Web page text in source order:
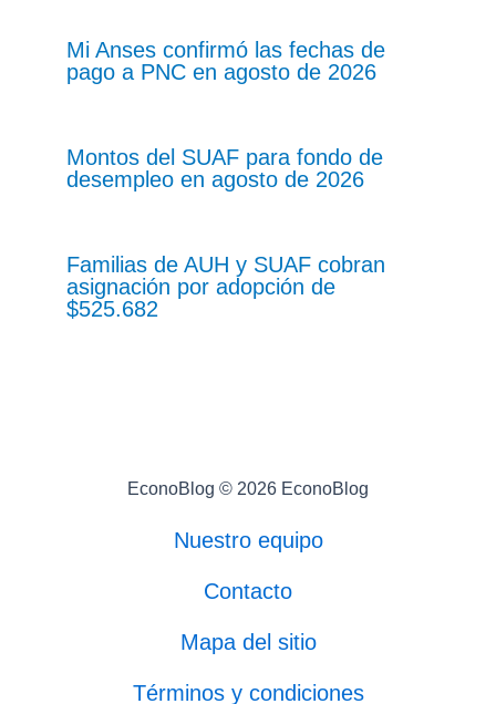
Mi Anses confirmó las fechas de
pago a PNC en agosto de 2026
Montos del SUAF para fondo de
desempleo en agosto de 2026
Familias de AUH y SUAF cobran
asignación por adopción de
$525.682
EconoBlog © 2026 EconoBlog
Nuestro equipo
Contacto
Mapa del sitio
Términos y condiciones